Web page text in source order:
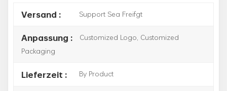
Versand : Support Sea Freifgt
Anpassung :
Customized Logo, Customized
Packaging
Lieferzeit : By Product